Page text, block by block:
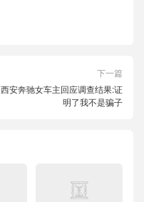
下一篇
西安奔驰女车主回应调查结果:证
明了我不是骗子